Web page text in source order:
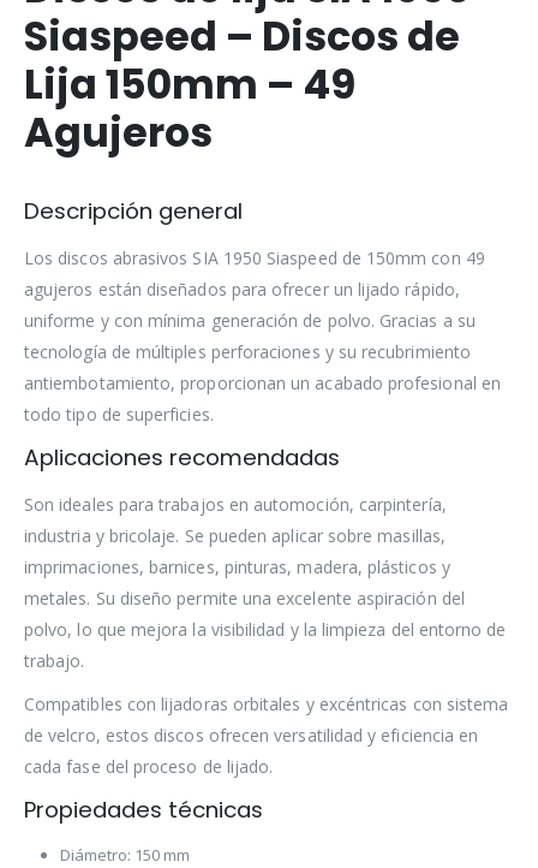
Siaspeed – Discos de
Lija 150mm – 49
Agujeros
Descripción general
Los discos abrasivos SIA 1950 Siaspeed de 150mm con 49
agujeros están diseñados para ofrecer un lijado rápido,
uniforme y con mínima generación de polvo. Gracias a su
tecnología de múltiples perforaciones y su recubrimiento
antiembotamiento, proporcionan un acabado profesional en
todo tipo de superficies.
Aplicaciones recomendadas
Son ideales para trabajos en automoción, carpintería,
industria y bricolaje. Se pueden aplicar sobre masillas,
imprimaciones, barnices, pinturas, madera, plásticos y
metales. Su diseño permite una excelente aspiración del
polvo, lo que mejora la visibilidad y la limpieza del entorno de
trabajo.
Compatibles con lijadoras orbitales y excéntricas con sistema
de velcro, estos discos ofrecen versatilidad y eficiencia en
cada fase del proceso de lijado.
Propiedades técnicas
Diámetro: 150 mm